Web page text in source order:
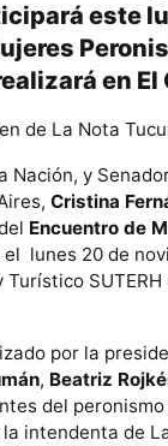
este
en
Nación, y
Cristina
Encuentro de
lunes 20 de
SUTERH
por la
, Beatriz
del
intendenta de